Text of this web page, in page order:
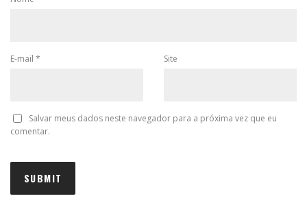
E-mail * Site
Salvar meus dados neste navegador para a próxima vez que eu
comentar.